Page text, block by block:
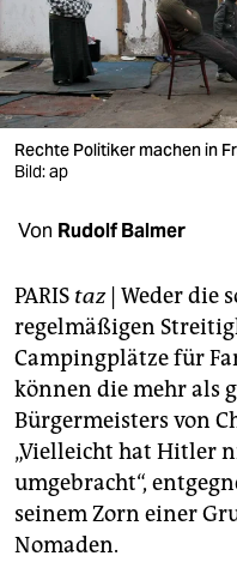
nord
wahrheit
verlag
verlag
veranstaltungen
fragen & hilfe
unterstützen
abo
genossenschaft
epaper login
Rechte Politiker machen in
Bild: ap
Von Rudolf Balmer
PARIS taz| Weder die
regelmäßigen
Campingplätze für
können die mehr als
Bürgermeisters von
„Vielleicht hat Hitler
umgebracht“,
seinem Zorn einer
Nomaden.